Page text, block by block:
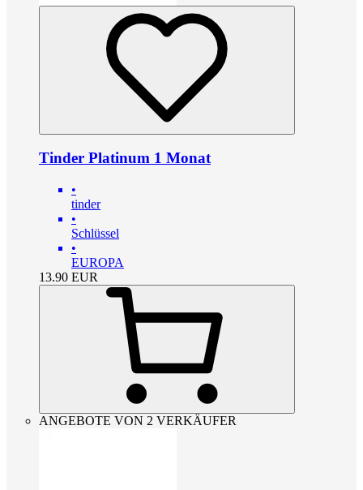
Tinder Platinum 1 Monat
•
tinder
•
Schlüssel
•
EUROPA
13.90 EUR
ANGEBOTE VON 2 VERKÄUFER